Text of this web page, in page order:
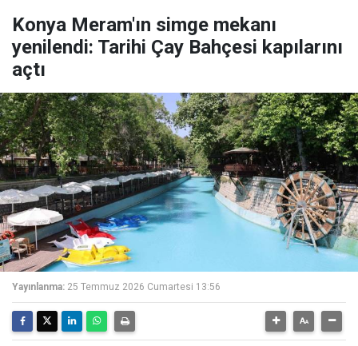
Konya Meram'ın simge mekanı
yenilendi: Tarihi Çay Bahçesi kapılarını
açtı
Yayınlanma: 25 Temmuz 2026 Cumartesi 13:56